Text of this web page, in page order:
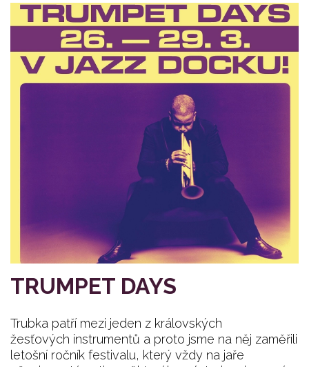
TRUMPET DAYS
Trubka patří mezi jeden z královských
žesťových instrumentů a proto jsme na něj zaměřili
letošní ročník festivalu, který vždy na jaře